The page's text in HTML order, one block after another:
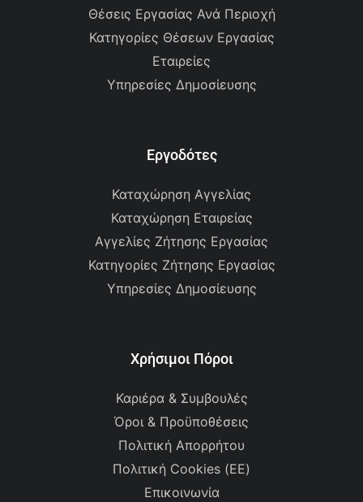
Θέσεις Εργασίας Ανά Περιοχή
Κατηγορίες Θέσεων Εργασίας
Εταιρείες
Υπηρεσίες Δημοσίευσης
Εργοδότες
Καταχώρηση Αγγελίας
Καταχώρηση Εταιρείας
Αγγελίες Ζήτησης Εργασίας
Κατηγορίες Ζήτησης Εργασίας
Υπηρεσίες Δημοσίευσης
Χρήσιμοι Πόροι
Καριέρα & Συμβουλές
Όροι & Προϋποθέσεις
Πολιτική Απορρήτου
Πολιτική Cookies (ΕΕ)
Επικοινωνία